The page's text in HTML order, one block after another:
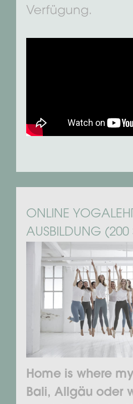
Verfügung.
ONLINE
AUSBILDUNG (200
Home is where
Bali, Allgäu oder